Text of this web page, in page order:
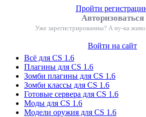
Пройти
Авторизоваться
Уже зарегистрированны? А ну-ка живо
Войти на сайт
Всё для CS 1.6
Плагины для CS 1.6
Зомби плагины для CS 1.6
Зомби классы для CS 1.6
Готовые сервера для CS 1.6
Моды для CS 1.6
Модели оружия для CS 1.6